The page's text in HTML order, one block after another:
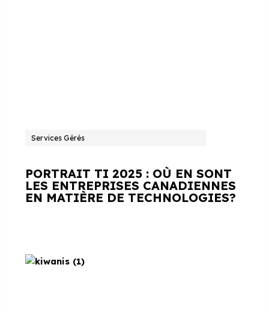
Services Gérés
PORTRAIT TI 2025 : OÙ EN SONT
LES ENTREPRISES CANADIENNES
EN MATIÈRE DE TECHNOLOGIES?